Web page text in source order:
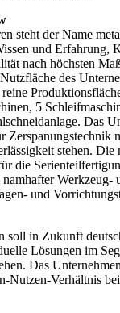
steht der Name
und Erfahrung,
nach höchsten
des
5
Das
Zerspanungstechnik
stehen.
die
Werkzeug-
und
soll in Zukunft
Lösungen im
Das
Nutzen-Verhältnis